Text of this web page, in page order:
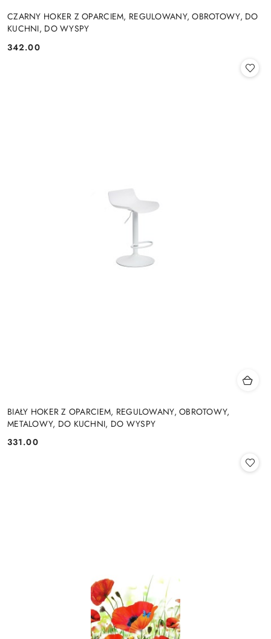
CZARNY HOKER Z OPARCIEM, REGULOWANY, OBROTOWY, DO
KUCHNI, DO WYSPY
Cena:
342.00
BIAŁY HOKER Z OPARCIEM, REGULOWANY, OBROTOWY,
METALOWY, DO KUCHNI, DO WYSPY
Cena:
331.00